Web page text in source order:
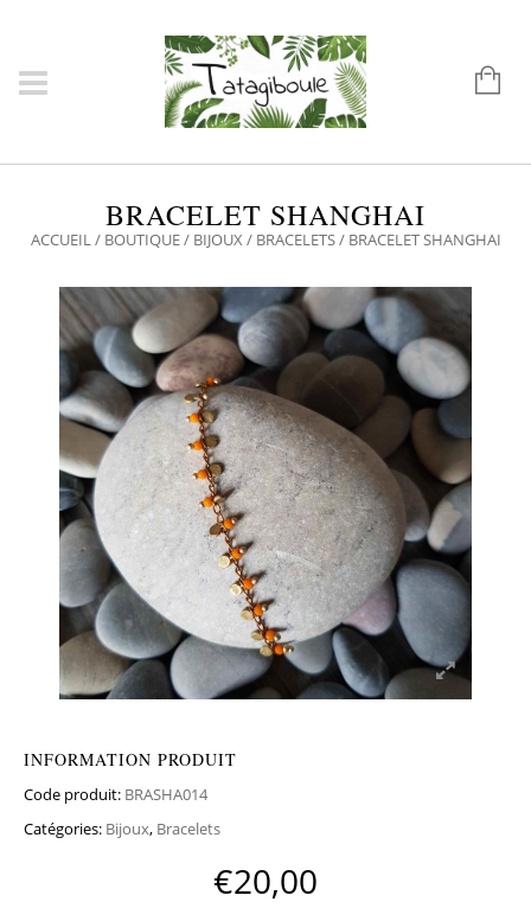
BRACELET SHANGHAI
ACCUEIL/ BOUTIQUE/ BIJOUX / BRACELETS/ BRACELET SHANGHAI
INFORMATION PRODUIT
Code produit: BRASHA014
Catégories: Bijoux, Bracelets
€20,00